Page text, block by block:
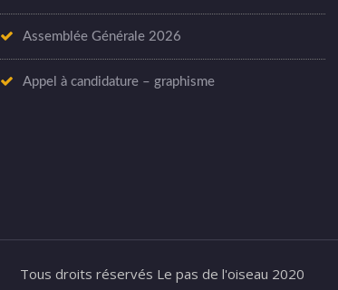
Assemblée Générale 2026
Appel à candidature – graphisme
Tous droits réservés Le pas de l'oiseau 2020